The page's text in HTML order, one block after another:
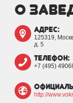
о
адрес:
125319,
д. 5
телефон:
+7 (495)
http://